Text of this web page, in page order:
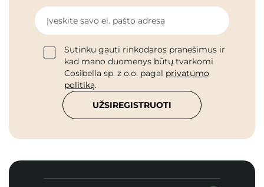
Įveskite savo el. pašto adresą
Sutinku gauti rinkodaros pranešimus ir
kad mano duomenys būtų tvarkomi
Cosibella sp. z o.o. pagal privatumo
politiką.
UŽSIREGISTRUOTI